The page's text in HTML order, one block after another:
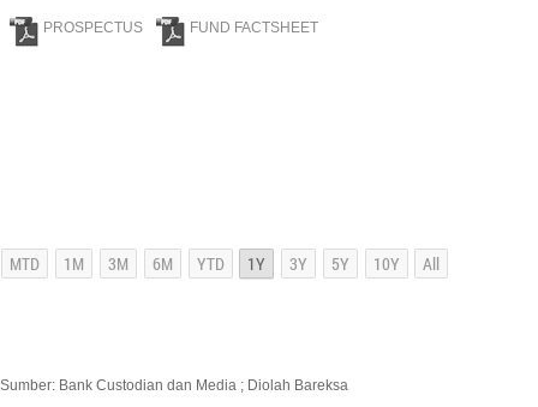
PROSPECTUS FUND FACTSHEET
Sumber: Bank Custodian dan Media ; Diolah Bareksa